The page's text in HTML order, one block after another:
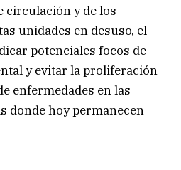
circulación y de los
unidades en desuso, el
potenciales focos de
y evitar la proliferación
enfermedades en las
donde hoy permanecen